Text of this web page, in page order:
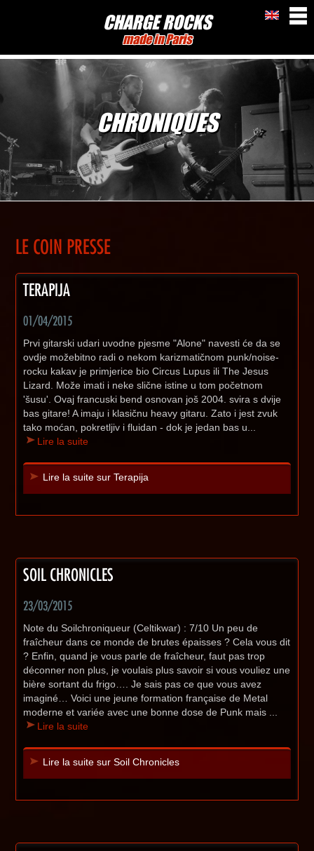
CHARGE ROCKS
made in Paris
CHRONIQUES
LE COIN PRESSE
TERAPIJA
01/04/2015
Prvi gitarski udari uvodne pjesme "Alone" navesti će da se
ovdje možebitno radi o nekom karizmatičnom punk/noise-
rocku kakav je primjerice bio Circus Lupus ili The Jesus
Lizard. Može imati i neke slične istine u tom početnom
'šusu'. Ovaj francuski bend osnovan još 2004. svira s dvije
bas gitare! A imaju i klasičnu heavy gitaru. Zato i jest zvuk
tako moćan, pokretljiv i fluidan - dok je jedan bas u...
Lire la suite
Lire la suite sur Terapija
SOIL CHRONICLES
23/03/2015
Note du Soilchroniqueur (Celtikwar) : 7/10 Un peu de
fraîcheur dans ce monde de brutes épaisses ? Cela vous dit
? Enfin, quand je vous parle de fraîcheur, faut pas trop
déconner non plus, je voulais plus savoir si vous vouliez une
bière sortant du frigo…. Je sais pas ce que vous avez
imaginé… Voici une jeune formation française de Metal
moderne et variée avec une bonne dose de Punk mais ...
Lire la suite
Lire la suite sur Soil Chronicles